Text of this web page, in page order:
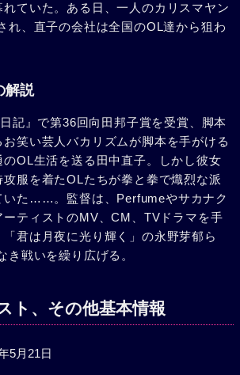
ていた。ある日、一人のカリスマヤン
れ、直子の会社は全国のOL達から狙わ
解説
記』で第36回向田邦子賞を受賞、脚本
笑い芸人バカリズムが脚本を手がける
のOL生活を送る田中直子。しかし彼女
服を着たOLたちが拳と拳で熾烈な派
いた……。監督は、Perfumeやサカナク
ーティストのMV、CM、TVドラマを手
君は月夜に光り輝く」の永野芽郁ら
き戦いを繰り広げる。
ト、その他基本情報
5月21日